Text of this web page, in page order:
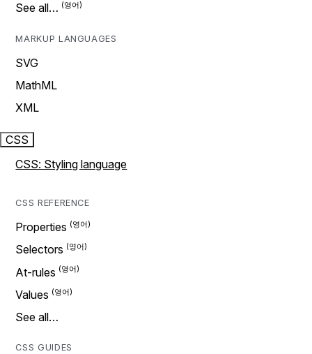
See all…
MARKUP LANGUAGES
SVG
MathML
XML
CSS
CSS: Styling language
CSS REFERENCE
Properties
Selectors
At-rules
Values
See all…
CSS GUIDES